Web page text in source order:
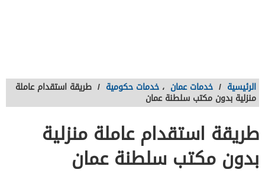
الرئيسية / خدمات عمان ، خدمات حكومية / طريقة استقدام عاملة
منزلية بدون مكتب سلطنة عمان
طريقة استقدام عاملة منزلية
بدون مكتب سلطنة عمان